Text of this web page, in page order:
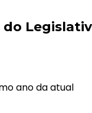
ano da atual